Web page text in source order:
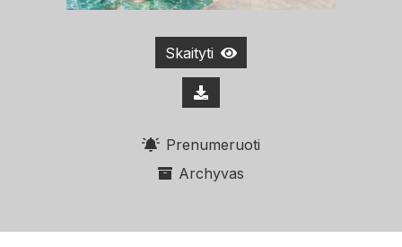
Skaityti
Prenumeruoti
Archyvas